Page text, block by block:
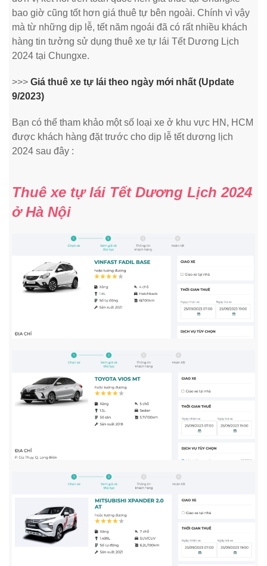
bao giờ cũng tốt hơn giá thuê tự bên ngoài. Chính vì vậy
mà từ những dịp lễ, tết năm ngoái đã có rất nhiều khách
hàng tin tưởng sử dụng thuê xe tự lái Tết Dương Lịch
2024 tại Chungxe.
>>> Giá thuê xe tự lái theo ngày mới nhất (Update
9/2023)
Bạn có thể tham khảo một số loại xe ở khu vực HN, HCM
được khách hàng đặt trước cho dịp lễ tết dương lịch
2024 sau đây :
Thuê xe tự lái Tết Dương Lịch 2024
ở Hà Nội